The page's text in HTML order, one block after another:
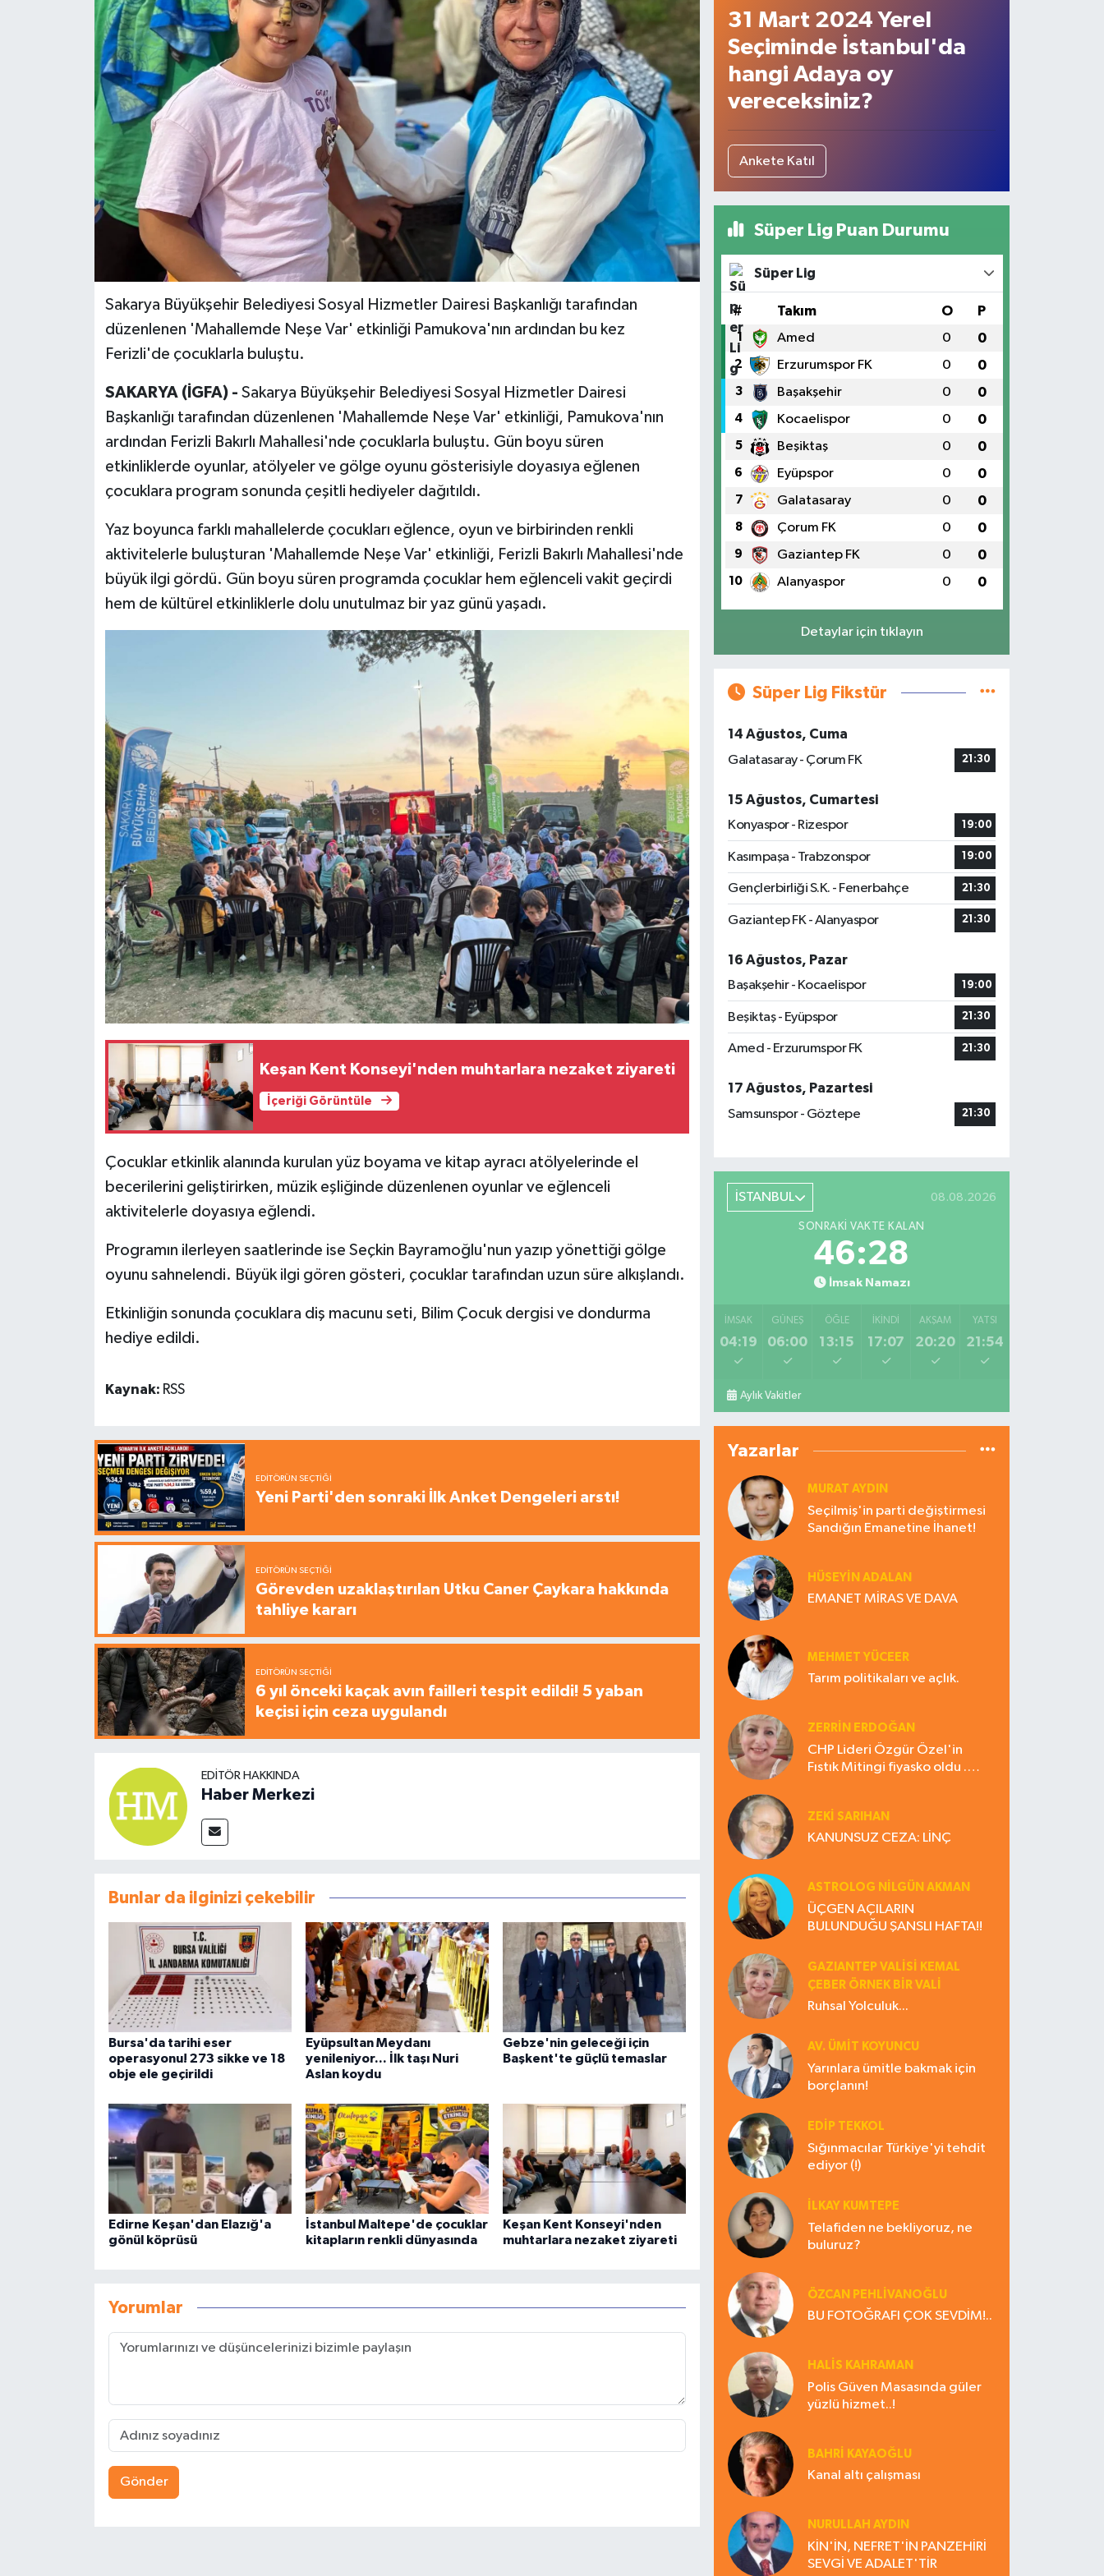
Sakarya Büyükşehir Belediyesi Sosyal Hizmetler Dairesi Başkanlığı tarafından
düzenlenen 'Mahallemde Neşe Var' etkinliği Pamukova'nın ardından bu kez
Ferizli'de çocuklarla buluştu.
SAKARYA (İGFA) - Sakarya Büyükşehir Belediyesi Sosyal Hizmetler Dairesi
Başkanlığı tarafından düzenlenen 'Mahallemde Neşe Var' etkinliği, Pamukova'nın
ardından Ferizli Bakırlı Mahallesi'nde çocuklarla buluştu. Gün boyu süren
etkinliklerde oyunlar, atölyeler ve gölge oyunu gösterisiyle doyasıya eğlenen
çocuklara program sonunda çeşitli hediyeler dağıtıldı.
Yaz boyunca farklı mahallelerde çocukları eğlence, oyun ve birbirinden renkli
aktivitelerle buluşturan 'Mahallemde Neşe Var' etkinliği, Ferizli Bakırlı Mahallesi'nde
büyük ilgi gördü. Gün boyu süren programda çocuklar hem eğlenceli vakit geçirdi
hem de kültürel etkinliklerle dolu unutulmaz bir yaz günü yaşadı.
Keşan Kent Konseyi'nden muhtarlara nezaket ziyareti
İçeriği Görüntüle
Çocuklar etkinlik alanında kurulan yüz boyama ve kitap ayracı atölyelerinde el
becerilerini geliştirirken, müzik eşliğinde düzenlenen oyunlar ve eğlenceli
aktivitelerle doyasıya eğlendi.
Programın ilerleyen saatlerinde ise Seçkin Bayramoğlu'nun yazıp yönettiği gölge
oyunu sahnelendi. Büyük ilgi gören gösteri, çocuklar tarafından uzun süre alkışlandı.
Etkinliğin sonunda çocuklara diş macunu seti, Bilim Çocuk dergisi ve dondurma
hediye edildi.
Kaynak: RSS
EDITÖRÜN SEÇTIĞI
Yeni Parti'den sonraki İlk Anket Dengeleri arstı!
EDITÖRÜN SEÇTIĞI
Görevden uzaklaştırılan Utku Caner Çaykara hakkında
tahliye kararı
EDITÖRÜN SEÇTIĞI
6 yıl önceki kaçak avın failleri tespit edildi! 5 yaban
keçisi için ceza uygulandı
EDITÖR HAKKINDA
Haber Merkezi
Bunlar da ilginizi çekebilir
Bursa'da tarihi eser
operasyonu! 273 sikke ve 18
obje ele geçirildi
Eyüpsultan Meydanı
yenileniyor... İlk taşı Nuri
Aslan koydu
Gebze'nin geleceği için
Başkent'te güçlü temaslar
Edirne Keşan'dan Elazığ'a
gönül köprüsü
İstanbul Maltepe'de çocuklar
kitapların renkli dünyasında
Keşan Kent Konseyi'nden
muhtarlara nezaket ziyareti
Yorumlar
Gönder
31 Mart 2024 Yerel
Seçiminde İstanbul'da
hangi Adaya oy
vereceksiniz?
Ankete Katıl
Süper Lig Puan Durumu
Süper Lig
# Takım O P
1 Amed 0 0
2 Erzurumspor FK 0 0
3 Başakşehir 0 0
4 Kocaelispor 0 0
5 Beşiktaş 0 0
6 Eyüpspor 0 0
7 Galatasaray 0 0
8 Çorum FK 0 0
9 Gaziantep FK 0 0
10 Alanyaspor 0 0
Detaylar için tıklayın
Süper Lig Fikstür
14 Ağustos, Cuma
Galatasaray - Çorum FK
21:30
15 Ağustos, Cumartesi
Konyaspor - Rizespor
19:00
Kasımpaşa - Trabzonspor 19:00
Gençlerbirliği S.K. - Fenerbahçe 21:30
Gaziantep FK - Alanyaspor 21:30
16 Ağustos, Pazar
Başakşehir - Kocaelispor
19:00
Beşiktaş - Eyüpspor 21:30
Amed - Erzurumspor FK 21:30
17 Ağustos, Pazartesi
Samsunspor - Göztepe
21:30
İSTANBUL 08.08.2026
SONRAKI VAKTE KALAN
46:27
İmsak Namazı
İMSAK
04:19
GÜNEŞ
06:00
ÖĞLE
13:15
İKINDI
17:07
AKŞAM
20:20
YATSI
21:54
Aylık Vakitler
Yazarlar
MURAT AYDIN
Seçilmiş'in parti değiştirmesi
Sandığın Emanetine İhanet!
HÜSEYIN ADALAN
EMANET MİRAS VE DAVA
MEHMET YÜCEER
Tarım politikaları ve açlık.
ZERRIN ERDOĞAN
CHP Lideri Özgür Özel'in
Fıstık Mitingi fiyasko oldu .
ZEKI SARIHAN
KANUNSUZ CEZA: LİNÇ
ASTROLOG NILGÜN AKMAN
ÜÇGEN AÇILARIN
BULUNDUĞU ŞANSLI HAFTA!!
GAZIANTEP VALISI KEMAL
ÇEBER ÖRNEK BİR VALİ
Ruhsal Yolculuk...
AV. ÜMIT KOYUNCU
Yarınlara ümitle bakmak için
borçlanın!
EDIP TEKKOL
Sığınmacılar Türkiye'yi tehdit
ediyor (!)
İLKAY KUMTEPE
Telafiden ne bekliyoruz, ne
buluruz?
ÖZCAN PEHLİVANOĞLU
BU FOTOĞRAFI ÇOK SEVDİM!..
HALIS KAHRAMAN
Polis Güven Masasında güler
yüzlü hizmet..!
BAHRI KAYAOĞLU
Kanal altı çalışması
NURULLAH AYDIN
KİN'İN, NEFRET'İN PANZEHİRİ
SEVGİ VE ADALET'TİR